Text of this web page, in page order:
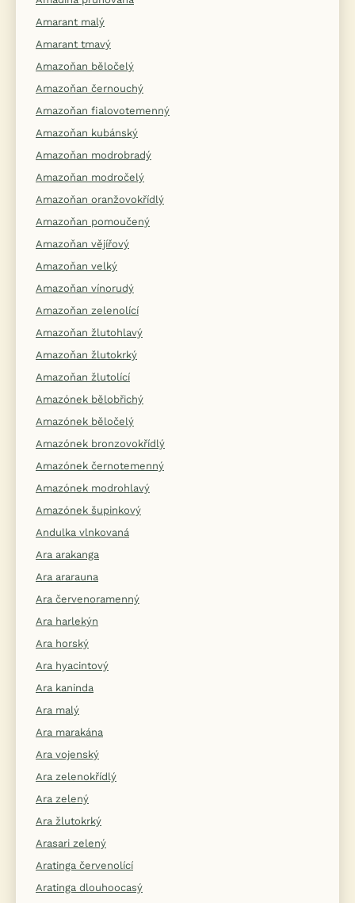
Amarant malý
Amarant tmavý
Amazoňan běločelý
Amazoňan černouchý
Amazoňan fialovotemenný
Amazoňan kubánský
Amazoňan modrobradý
Amazoňan modročelý
Amazoňan oranžovokřídlý
Amazoňan pomoučený
Amazoňan vějířový
Amazoňan velký
Amazoňan vínorudý
Amazoňan zelenolící
Amazoňan žlutohlavý
Amazoňan žlutokrký
Amazoňan žlutolící
Amazónek bělobřichý
Amazónek běločelý
Amazónek bronzovokřídlý
Amazónek černotemenný
Amazónek modrohlavý
Amazónek šupinkový
Andulka vlnkovaná
Ara arakanga
Ara ararauna
Ara červenoramenný
Ara harlekýn
Ara horský
Ara hyacintový
Ara kaninda
Ara malý
Ara marakána
Ara vojenský
Ara zelenokřídlý
Ara zelený
Ara žlutokrký
Arasari zelený
Aratinga červenolící
Aratinga dlouhoocasý